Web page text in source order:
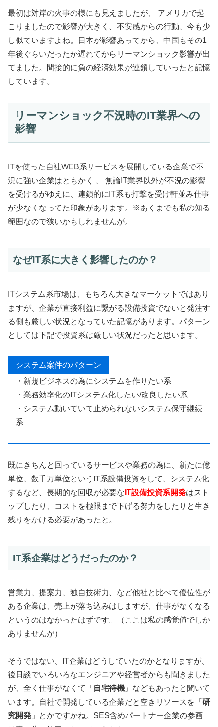
最初は対岸の火事の様にも見えましたが、 アメリカで起
こりましたので影響が大きく、不安感からの行動、今も少
し似ていますよね。日本が影響あってから、中国もその1
年後ぐらいだったか遅れてからリーマンショック影響が出
てました。間接的に負の経済効果が連鎖していったと記憶
しています。
リーマンショック不況時のIT業界への
影響
ITを使った自社WEB系サービスを展開している企業で不
況に強い企業はともかく 、 無論IT業界以外が不況の影響
を受けるがゆえに、連鎖的にIT系も打撃を受け軒並み仕事
が少なくなってた印象があります。※あくまでも私の知る
範囲なので狭いかもしれませんが。
なぜIT系に大きく影響したのか？
ITシステム系市場は、もちろん大きなマーケットではあり
ますが、企業が直接利益に繋がる設備投資でないと発注す
る側も厳しい状況となっていた記憶があります。パターン
としては下記で投資系は厳しい状況だったと思います。
システム案件のパターン
・新規ビジネスの為にシステムを作りたい系
・業務効率化のITシステム化したい/改良したい系
・システム動いていて止められないシステム保守継続
系
既にきちんと回っているサービスや業務の為に、新たに億
単位、数千万単位というIT系設備投資をして、システム化
するなど、長期的な回収が必要な IT設備投資系開発はスト
ップしたり、コストを極限まで下げる努力をしたりと生き
残りをかける必要があったと。
IT系企業はどうだったのか？
営業力、提案力、独自技術力、など他社と比べて優位性が
ある企業は、売上が落ち込みはしますが、仕事がなくなる
というのはなかったはずです。（ここは私の感覚値でしか
ありませんが）
そうではない、IT企業はどうしていたのかとなりますが、
後日談でいろいろなエンジニアや経営者からも聞きました
が、全く仕事がなくて「 自宅待機 」などもあったと聞いて
います。自社で開発している企業だと空きリソースを「 研
究開発 」とかですかね。 SES含めパートナー企業の参画